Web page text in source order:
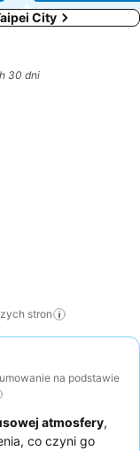
City
30 dni
stron
na podstawie
atmosfery,
co czyni go